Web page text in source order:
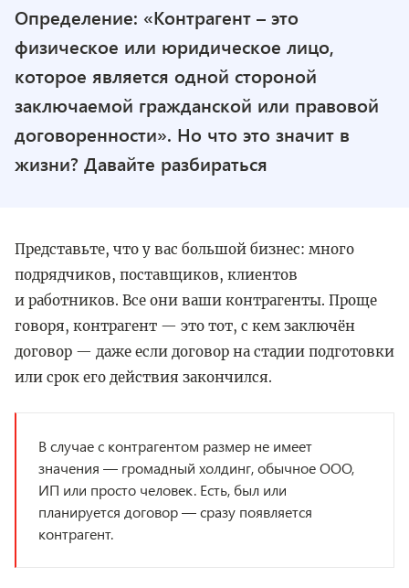
Определение: «Контрагент – это
физическое или юридическое лицо,
которое является одной стороной
заключаемой гражданской или правовой
договоренности». Но что это значит в
жизни? Давайте разбираться
Представьте, что у вас большой бизнес: много
подрядчиков, поставщиков, клиентов
и работников. Все они ваши контрагенты. Проще
говоря, контрагент — это тот, с кем заключён
договор — даже если договор на стадии подготовки
или срок его действия закончился.
В случае с контрагентом размер не имеет
значения — громадный холдинг, обычное ООО,
ИП или просто человек. Есть, был или
планируется договор — сразу появляется
контрагент.